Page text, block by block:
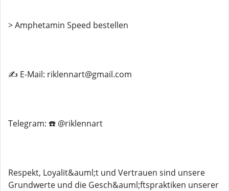
> Amphetamin Speed ​​bestellen
✍️ E-Mail: riklennart@gmail.com
Telegram: ☎️ @riklennart
Respekt, Loyalit&auml;t und Vertrauen sind unsere
Grundwerte und die Gesch&auml;ftspraktiken unserer